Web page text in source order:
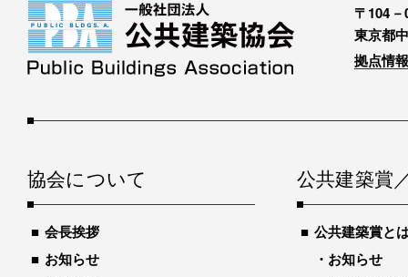
〒104－
東京都
拠点情
協会について
会長挨拶
お知らせ
公共建築賞
公共建築賞と
お知らせ